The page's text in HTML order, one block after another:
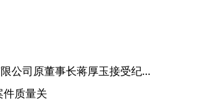
安徽民航机场集团有限公司原董事长蒋厚玉接受纪律审查和监察调查
质量关